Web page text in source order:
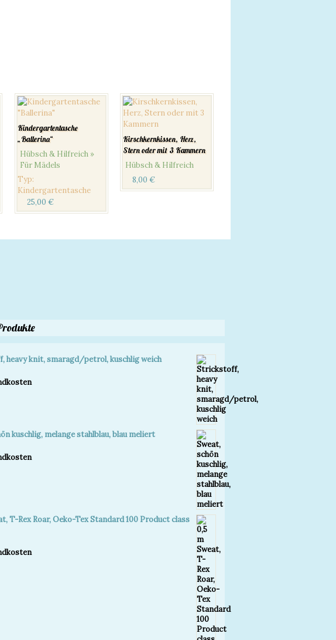
Kindergartentasche
„Ballerina“
Hübsch & Hilfreich »
Für Mädels
Typ:
Kindergartentasche
25,00 €
Kirschkernkissen, Herz,
Stern oder mit 3 Kammern
Hübsch & Hilfreich
8,00€
heavy knit, smaragd/petrol, kuschlig weich
kuschlig, melange stahlblau, blau meliert
T-Rex Roar, Oeko-Tex Standard 100 Product class